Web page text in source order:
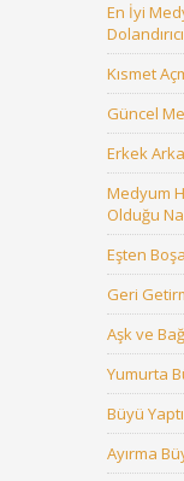
En İyi
Kısmet
Güncel
Erkek
Medyum
Olduğu
Eşten
Geri
Aşk ve
Yumurta
Büyü
Ayırma